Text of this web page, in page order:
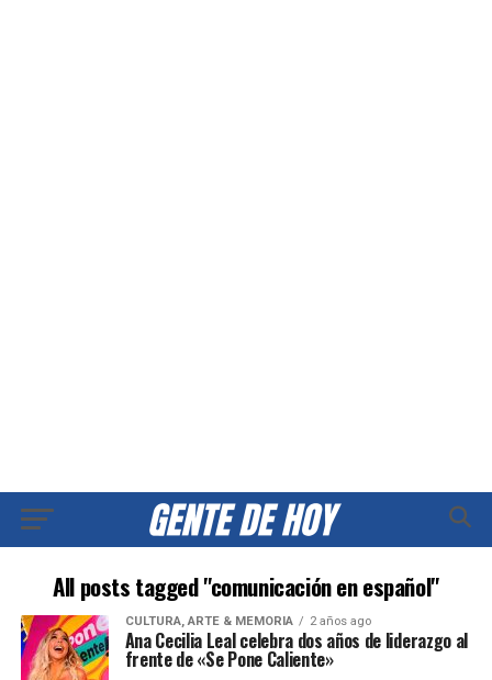
All posts tagged "comunicación en español"
CULTURA, ARTE & MEMORIA 2 años ago
Ana Cecilia Leal celebra dos años de liderazgo al
frente de «Se Pone Caliente»